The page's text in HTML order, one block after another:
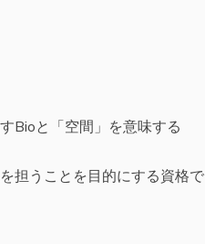
Bioと「空間」を意味する
担うことを目的にする資格で